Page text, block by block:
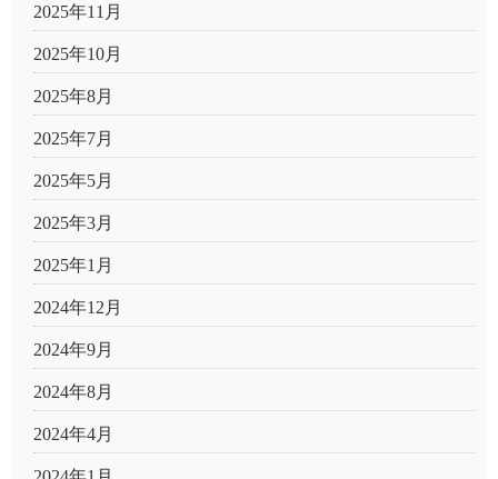
2025年11月
2025年10月
2025年8月
2025年7月
2025年5月
2025年3月
2025年1月
2024年12月
2024年9月
2024年8月
2024年4月